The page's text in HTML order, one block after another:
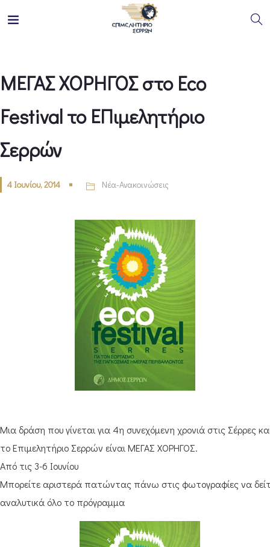
ΜΕΓΑΣ ΧΟΡΗΓΟΣ στο Eco
Festival το ΕΠιμελητήριο
Σερρών
4 Ιουνίου, 2014 Νέα-Ανακοινώσεις
Μια δράση που γίνεται για 4η συνεχόμενη χρονιά στις Σέρρες
το Επιμελητήριο Σερρών είναι ΜΕΓΑΣ ΧΟΡΗΓΟΣ.
Από τις 3-6 Ιουνίου
Μπορείτε αριστερά πατώντας πάνω στις φωτογραφίες να
αναλυτικά όλο το πρόγραμμα